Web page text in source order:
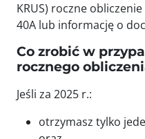
KRUS) roczne
40A lub informację o
Co zrobić w
rocznego
Jeśli za 2025 r.:
otrzymasz tylko